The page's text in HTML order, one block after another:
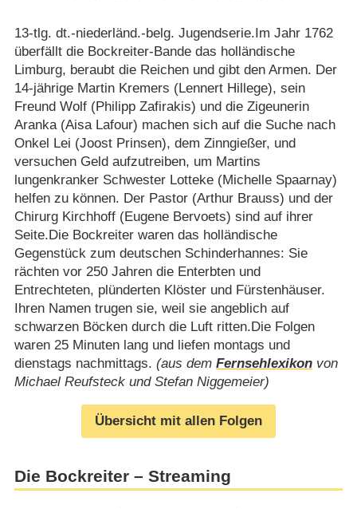
13-tlg. dt.-niederländ.-belg. Jugendserie.Im Jahr 1762
überfällt die Bockreiter-Bande das holländische
Limburg, beraubt die Reichen und gibt den Armen. Der
14-jährige Martin Kremers (Lennert Hillege), sein
Freund Wolf (Philipp Zafirakis) und die Zigeunerin
Aranka (Aisa Lafour) machen sich auf die Suche nach
Onkel Lei (Joost Prinsen), dem Zinngießer, und
versuchen Geld aufzutreiben, um Martins
lungenkranker Schwester Lotteke (Michelle Spaarnay)
helfen zu können. Der Pastor (Arthur Brauss) und der
Chirurg Kirchhoff (Eugene Bervoets) sind auf ihrer
Seite.Die Bockreiter waren das holländische
Gegenstück zum deutschen Schinderhannes: Sie
rächten vor 250 Jahren die Enterbten und
Entrechteten, plünderten Klöster und Fürstenhäuser.
Ihren Namen trugen sie, weil sie angeblich auf
schwarzen Böcken durch die Luft ritten.Die Folgen
waren 25 Minuten lang und liefen montags und
dienstags nachmittags. (aus dem Fernsehlexikonvon
Michael Reufsteck und Stefan Niggemeier)
Übersicht mit allen Folgen
Die Bockreiter – Streaming